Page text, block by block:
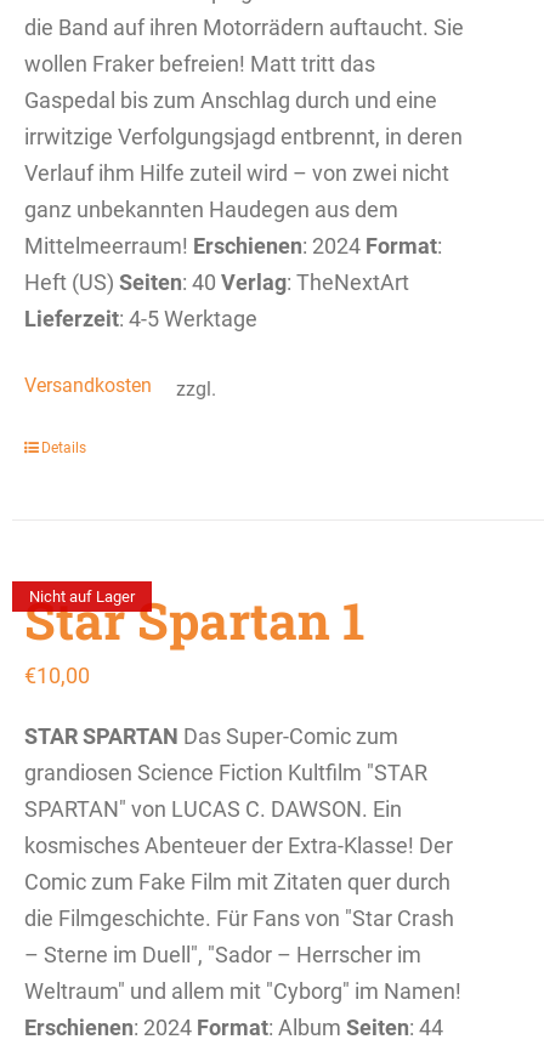
die Band auf ihren Motorrädern auftaucht. Sie
wollen Fraker befreien! Matt tritt das
Gaspedal bis zum Anschlag durch und eine
irrwitzige Verfolgungsjagd entbrennt, in deren
Verlauf ihm Hilfe zuteil wird – von zwei nicht
ganz unbekannten Haudegen aus dem
Mittelmeerraum! Erschienen: 2024 Format:
Heft (US) Seiten: 40 Verlag: TheNextArt
Lieferzeit: 4-5 Werktage
zzgl.
Versandkosten
Details
Nicht auf Lager
Star Spartan 1
€10,00
STAR SPARTAN Das Super-Comic zum
grandiosen Science Fiction Kultfilm "STAR
SPARTAN" von LUCAS C. DAWSON. Ein
kosmisches Abenteuer der Extra-Klasse! Der
Comic zum Fake Film mit Zitaten quer durch
die Filmgeschichte. Für Fans von "Star Crash
– Sterne im Duell", "Sador – Herrscher im
Weltraum" und allem mit "Cyborg" im Namen!
Erschienen: 2024 Format: Album Seiten: 44